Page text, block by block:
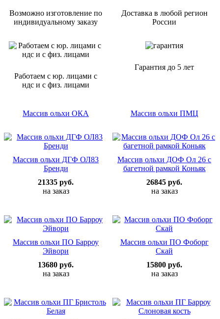
Возможно изготовление по
индивидуальному заказу
Доставка в любой регион
России
Работаем с юр. лицами с
ндс и с физ. лицами
Гарантия до 5 лет
Массив ольхи ОКА Массив ольхи ПМЦ
Массив ольхи ДГФ ОЛ83
Бренди
21335 руб.
на заказ
Массив ольхи ДОФ Ол 26 с
багетной рамкой Коньяк
26845 руб.
на заказ
Массив ольхи ПО Барроу
Эйвори
13680 руб.
на заказ
Массив ольхи ПО Фоборг
Скай
15800 руб.
на заказ